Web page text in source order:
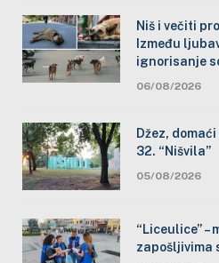
Niš i večiti
Između
ignorisanje
06/08/2026
Džez,
32. “Nišvila”
05/08/2026
“Liceulice” –
zapošljivima